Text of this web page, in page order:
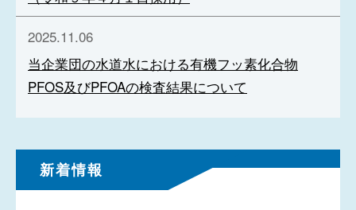
2025.11.06
当企業団の水道水における有機フッ素化合物
PFOS及びPFOAの検査結果について
新着情報